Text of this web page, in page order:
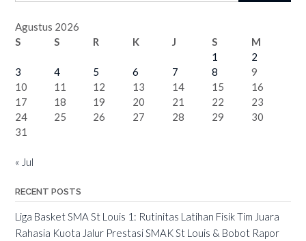
Agustus 2026
S
S R K J S
M
1
2
3
4 5 6 7 8
9
10
11 12 13 14 15
16
17
18 19 20 21 22
23
24
25 26 27 28 29
30
31
« Jul
RECENT POSTS
Liga Basket SMA St Louis 1: Rutinitas Latihan Fisik Tim Juara
Rahasia Kuota Jalur Prestasi SMAK St Louis & Bobot Rapor